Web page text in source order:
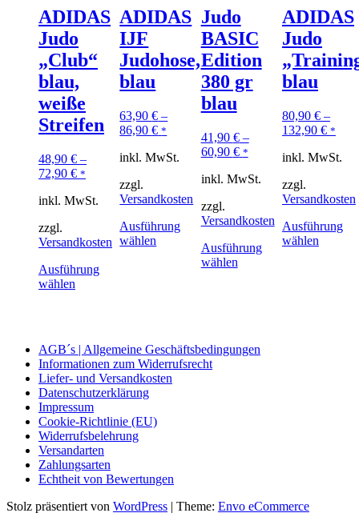
ADIDAS
Judo
„Club“
blau,
weiße
Streifen
48,90 € –
72,90 € *
inkl. MwSt.
zzgl.
Versandkosten
Ausführung
wählen
ADIDAS
IJF
Judohose,
blau
63,90€ –
86,90€ *
inkl. MwSt.
zzgl.
Versandkosten
Ausführung
wählen
Judo
BASIC
Edition
380 gr
blau
41,90 €–
60,90 € *
inkl. MwSt.
zzgl.
Versandkosten
Ausführung
wählen
ADIDAS
Judo
blau
80,90 €–
132,90 € *
inkl. MwSt.
zzgl.
Versandkosten
Ausführung
wählen
AGB´s | Allgemeine Geschäftsbedingungen
Informationen zum Widerrufsrecht
Liefer- und Versandkosten
Datenschutzerklärung
Impressum
Cookie-Richtlinie (EU)
Widerrufsbelehrung
Versandarten
Zahlungsarten
Echtheit von Bewertungen
Stolz präsentiert von WordPress | Theme: Envo eCommerce